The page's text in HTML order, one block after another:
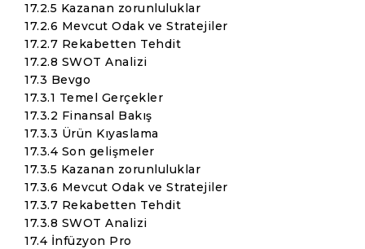
17.2.5 Kazanan zorunluluklar
17.2.6 Mevcut Odak ve Stratejiler
17.2.7 Rekabetten Tehdit
17.2.8 SWOT Analizi
17.3 Bevgo
17.3.1 Temel Gerçekler
17.3.2 Finansal Bakış
17.3.3 Ürün Kıyaslama
17.3.4 Son gelişmeler
17.3.5 Kazanan zorunluluklar
17.3.6 Mevcut Odak ve Stratejiler
17.3.7 Rekabetten Tehdit
17.3.8 SWOT Analizi
17.4 İnfüzyon Pro